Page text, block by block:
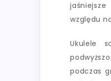
względu
Ukulele
podczas